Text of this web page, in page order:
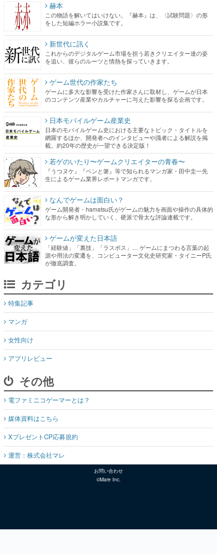
赫本
この物語を解いてはいけない。『赫本』は、〈試験問題〉の形
をした短編ホラー小説集です。
新世代に訊く
これからのデジタルゲーム市場を担う若きクリエイター達の姿
を追い、彼らのルーツと情熱を探っていきます。
ゲーム世代の作家たち
ゲームに多大な影響を受けた作家さんに取材し、ゲームが日本
のコンテンツ産業やカルチャーに与えた影響を探る企画です。
日本モバイルゲーム産業史
日本のモバイルゲーム史における主要なトピック・タイトルを
網羅するほか、開発者へのインタビューや識者による解説を掲
載。約20年の歴史が一望できる決定版！
若ゲのいたり〜ゲームクリエイターの青春〜
『うつヌケ』『ペンと箸』等で知られるマンガ家・田中圭一先
生によるゲーム業界レポートマンガです。
なんでゲームは面白い？
ゲーム開発者・hamatsu氏がゲームの魅力を画面や操作の具体的
な形から解き明かしていく、硬派で骨太な評論連載です。
ゲームが変えた日本語
「経験値」「裏技」「ラスボス」… ゲームにまつわる言葉の起
源や用法の変遷を、コンピューター文化史研究家・タイニーP氏
が徹底調査。
カテゴリ
特集記事
マンガ
女性向け
アプリレビュー
その他
電ファミニコゲーマーとは？
媒体資料はこちら
XプレゼントCP応募規約
運営：株式会社マレ
お問い合わせ
©Mare Inc.